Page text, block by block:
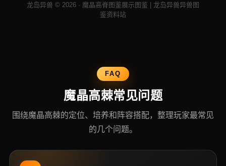
龙岛异兽 © 2026 · 魔晶高脊图鉴展示图鉴 | 龙岛异兽异兽图
鉴资料站
FAQ
魔晶高棘常见问题
围绕魔晶高棘的定位、培养和阵容搭配，整理玩家最常见
的几个问题。